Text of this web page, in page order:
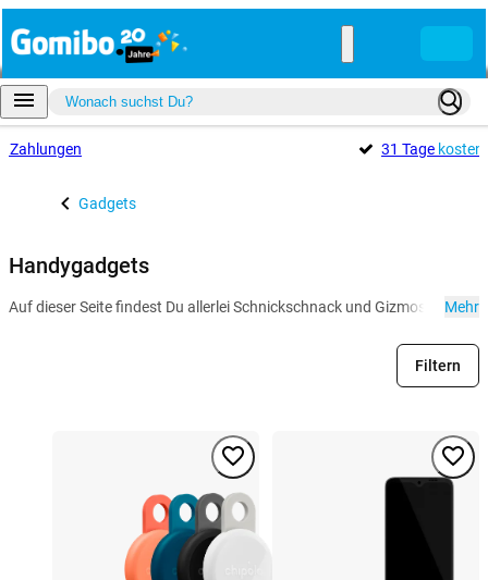
Zahlungen 31 Tage
Gadgets
Handygadgets
Auf dieser Seite findest Du allerlei Schnickschnack und Gizmos fürMehr
Filtern